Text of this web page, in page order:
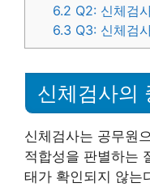
6.2 Q2: 신체검
6.3 Q3: 신체검
신체검사의
신체검사는 공무원
적합성을 판별하는
태가 확인되지 않는